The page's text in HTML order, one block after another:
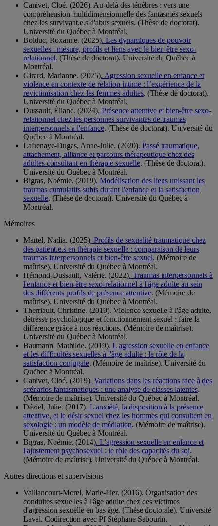
Canivet, Cloé. (2026). Au-delà des ténèbres : vers une
compréhension multidimensionnelle des fantasmes sexuels
chez les survivant.e.s d'abus sexuels. (Thèse de doctorat).
Université du Québec à Montréal.
Bolduc, Roxanne. (2025). Les dynamiques de pouvoir
sexuelles : mesure, profils et liens avec le bien-être sexo-
relationnel. (Thèse de doctorat). Université du Québec à
Montréal.
Girard, Marianne. (2025). Agression sexuelle en enfance et
violence en contexte de relation intime : l’expérience de la
revictimisation chez les femmes adultes. (Thèse de doctorat).
Université du Québec à Montréal.
Dussault, Éliane. (2024). Présence attentive et bien-être sexo-
relationnel chez les personnes survivantes de traumas
interpersonnels à l'enfance. (Thèse de doctorat). Université du
Québec à Montréal.
Lafrenaye-Dugas, Anne-Julie. (2020). Passé traumatique,
attachement, alliance et parcours thérapeutique chez des
adultes consultant en thérapie sexuelle. (Thèse de doctorat).
Université du Québec à Montréal.
Bigras, Noémie. (2019). Modélisation des liens unissant les
traumas cumulatifs subis durant l'enfance et la satisfaction
sexuelle. (Thèse de doctorat). Université du Québec à
Montréal.
Mémoires
Martel, Nadia. (2025). Profils de sexualité traumatique chez
des patient.e.s en thérapie sexuelle : comparaison de leurs
traumas interpersonnels et bien-être sexuel. (Mémoire de
maîtrise). Université du Québec à Montréal.
Hémond-Dussault, Valérie. (2022). Traumas interpersonnels à
l'enfance et bien-être sexo-relationnel à l'âge adulte au sein
des différents profils de présence attentive. (Mémoire de
maîtrise). Université du Québec à Montréal.
Therriault, Christine. (2019). Violence sexuelle à l'âge adulte,
détresse psychologique et fonctionnement sexuel : faire la
différence grâce à nos réactions. (Mémoire de maîtrise).
Université du Québec à Montréal.
Baumann, Mathilde. (2019). L'agression sexuelle en enfance
et les difficultés sexuelles à l'âge adulte : le rôle de la
satisfaction conjugale. (Mémoire de maîtrise). Université du
Québec à Montréal.
Canivet, Cloé. (2019). Variations dans les réactions face à des
scénarios fantasmatiques : une analyse de classes latentes.
(Mémoire de maîtrise). Université du Québec à Montréal.
Déziel, Julie. (2017). L'anxiété, la disposition à la présence
attentive, et le désir sexuel chez les hommes qui consultent en
sexologie : un modèle de médiation. (Mémoire de maîtrise).
Université du Québec à Montréal.
Bigras, Noémie. (2014). L'agression sexuelle en enfance et
l'ajustement psychosexuel : le rôle des capacités du soi.
(Mémoire de maîtrise). Université du Québec à Montréal.
Autres directions et supervisions
Vaillancourt-Morel, Marie-Pier. (2016). Organisation des
conduites sexuelles à l'âge adulte chez des victimes
d'agression sexuelle en bas âge. (Thèse doctorale). Université
Laval. Codirection avec Pf Stéphane Sabourin.